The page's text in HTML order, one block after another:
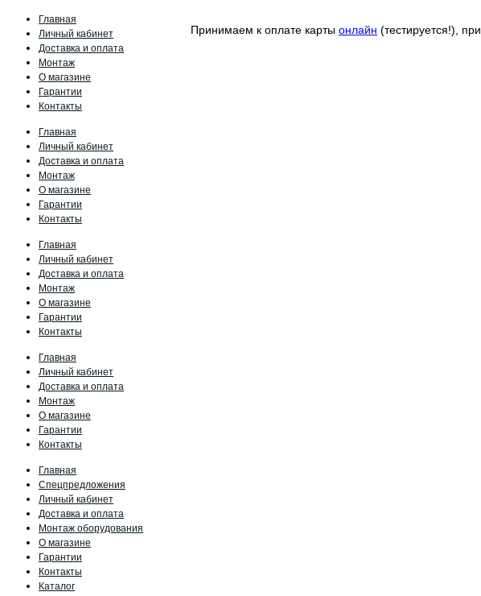
Принимаем к оплате карты онлайн (тестируется!), при
Главная
Личный кабинет
Доставка и оплата
Монтаж
О магазине
Гарантии
Контакты
Главная
Личный кабинет
Доставка и оплата
Монтаж
О магазине
Гарантии
Контакты
Главная
Личный кабинет
Доставка и оплата
Монтаж
О магазине
Гарантии
Контакты
Главная
Личный кабинет
Доставка и оплата
Монтаж
О магазине
Гарантии
Контакты
Главная
Спецпредложения
Личный кабинет
Доставка и оплата
Монтаж оборудования
О магазине
Гарантии
Контакты
Каталог